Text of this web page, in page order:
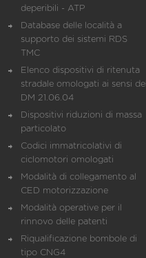
deperibili - ATP
Database delle località a
supporto dei sistemi RDS
TMC
Elenco dispositivi di ritenuta
stradale omologati ai sensi del
DM 21.06.04
Dispositivi riduzioni di massa
particolato
Codici immatricolativi di
ciclomotori omologati
Modalità di collegamento al
CED motorizzazione
Modalità operative per il
rinnovo delle patenti
Riqualificazione bombole di
tipo CNG4